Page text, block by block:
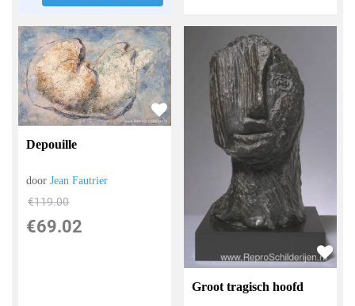
Depouille
doorJean Fautrier
€119.00
€69.02
Groot tragisch hoofd